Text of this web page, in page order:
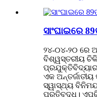
ସାଂଘାଇରେ
୨୪-୦୪-୨୦ ରେ
ବିଶ୍ୱସ୍ତରୀୟ
ପ୍ରଯୁକ୍ତିବିଦ୍ୟାର
ଏକ
ସ୍ୱାସ୍ଥ୍ୟ ବିନିମୟ
ପ୍ରତିବଦ୍ଧ।